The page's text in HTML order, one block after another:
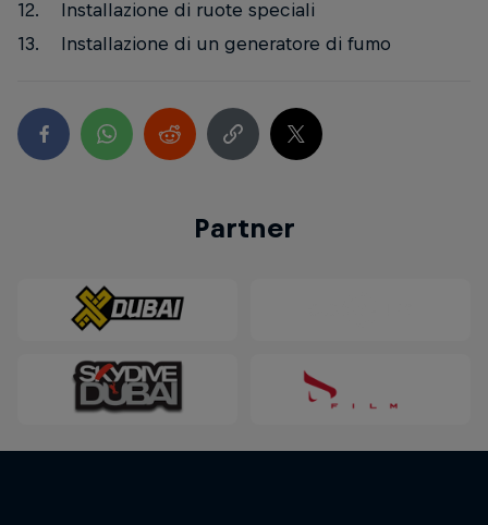
Installazione di ruote speciali
Installazione di un generatore di fumo
Partner